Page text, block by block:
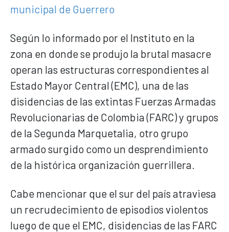
municipal de Guerrero
Según lo informado por el Instituto en la
zona en donde se produjo la brutal masacre
operan las estructuras correspondientes al
Estado Mayor Central (EMC), una de las
disidencias de las extintas Fuerzas Armadas
Revolucionarias de Colombia (FARC) y grupos
de la Segunda Marquetalia, otro grupo
armado surgido como un desprendimiento
de la histórica organización guerrillera.
Cabe mencionar que el sur del país atraviesa
un recrudecimiento de episodios violentos
luego de que el EMC, disidencias de las FARC